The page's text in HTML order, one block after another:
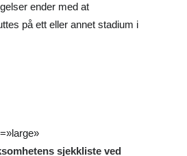
ender med at
på ett eller annet stadium i
sjekkliste ved